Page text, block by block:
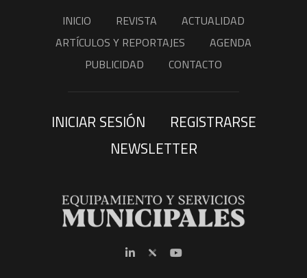
INICIO REVISTA
ACTUALIDAD
ARTÍCULOS Y REPORTAJES
AGENDA
PUBLICIDAD
CONTACTO
INICIAR SESIÓN
REGISTRARSE
NEWSLETTER